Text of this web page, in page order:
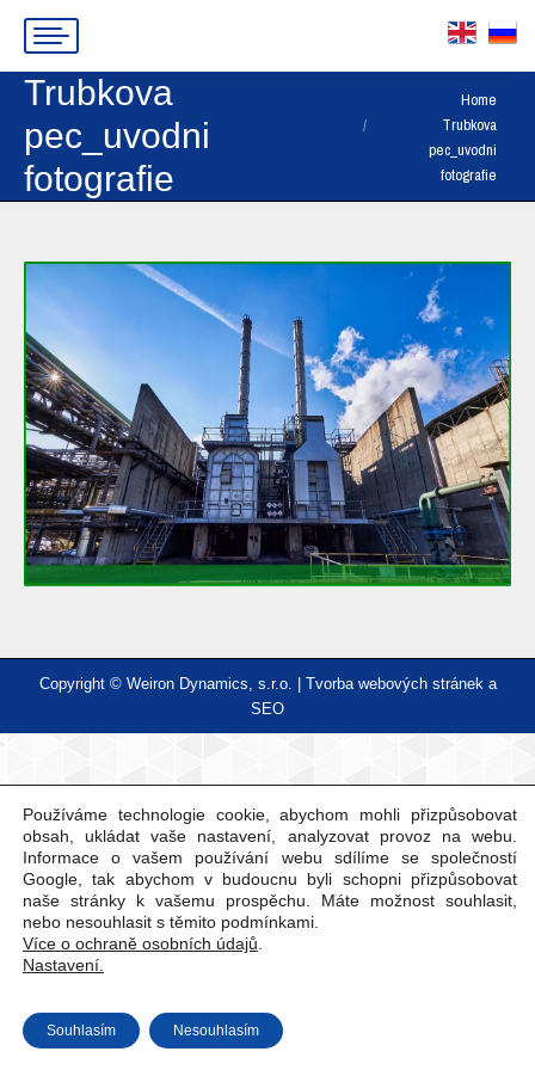
Trubkova
pec_uvodni
fotografie
You are here:Home
Trubkova
pec_uvodni
fotografie
Copyright © Weiron Dynamics, s.r.o. | Tvorba webových stránek a
SEO
Používáme technologie cookie, abychom mohli přizpůsobovat
obsah, ukládat vaše nastavení, analyzovat provoz na webu.
Informace o vašem používání webu sdílíme se společností
Google, tak abychom v budoucnu byli schopni přizpůsobovat
naše stránky k vašemu prospěchu. Máte možnost souhlasit,
nebo nesouhlasit s těmito podmínkami.
Více o ochraně osobních údajů
Nastavení.
Souhlasím Nesouhlasím